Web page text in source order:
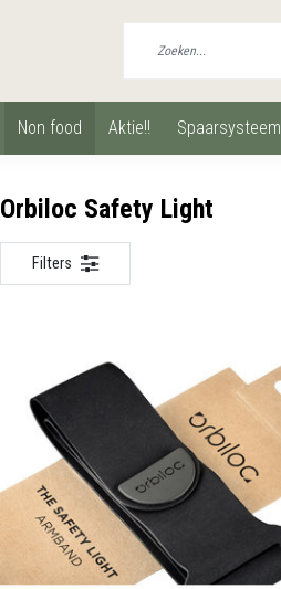
non food aktie!! spaarsysteem
Orbiloc Safety Light
Filters